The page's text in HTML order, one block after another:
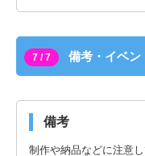
7 / 7 備考・イベン
備考
制作や納品などに注意